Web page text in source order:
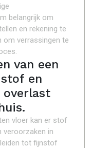
belangrijk om
en rekening te
om verrassingen te
van een
en
vloer kan er stof
veroorzaken in
tot fijnstof